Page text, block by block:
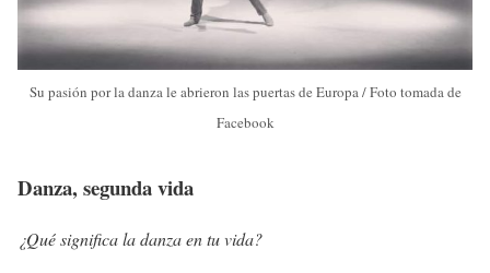
Su pasión por la danza le abrieron las puertas de Europa / Foto tomada de
Facebook
Danza, segunda vida
¿Qué significa la danza en tu vida?